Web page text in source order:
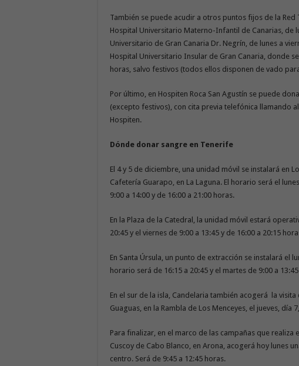
También se puede acudir a otros puntos fijos de la Red
Hospital Universitario Materno-Infantil de Canarias, de
Universitario de Gran Canaria Dr. Negrín, de lunes a
Hospital Universitario Insular de Gran Canaria, donde
horas, salvo festivos (todos ellos disponen de vado
Por último, en Hospiten Roca San Agustín se puede
(excepto festivos), con cita previa telefónica llamando
Hospiten.
Dónde donar sangre en Tenerife
El 4 y 5 de diciembre, una unidad móvil se instalará en
Cafetería Guarapo, en La Laguna. El horario será el
9:00 a 14:00 y de 16:00 a 21:00 horas.
En la Plaza de la Catedral, la unidad móvil estará
20:45 y el viernes de 9:00 a 13:45 y de 16:00 a 20:15
En Santa Úrsula, un punto de extracción se instalará el
horario será de 16:15 a 20:45 y el martes de 9:00 a
En el sur de la isla, Candelaria también acogerá la
Guaguas, en la Rambla de Los Menceyes, el jueves, día
Para finalizar, en el marco de las campañas que realiza
Cuscoy de Cabo Blanco, en Arona, acogerá hoy lunes
centro. Será de 9:45 a 12:45 horas.